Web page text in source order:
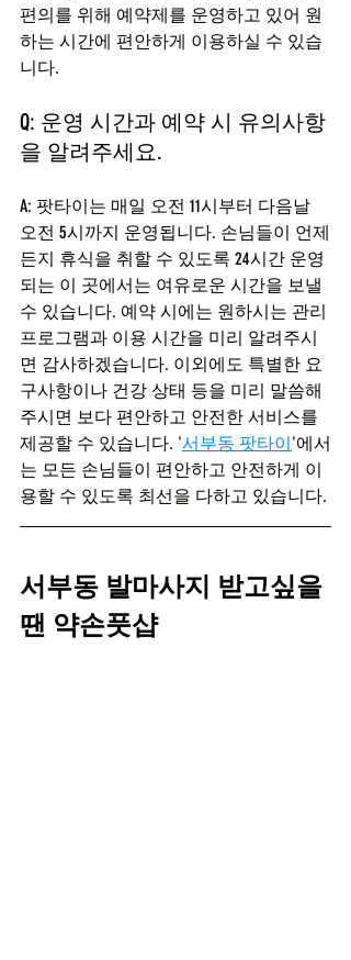
편의를 위해 예약제를 운영하고 있어 원
하는 시간에 편안하게 이용하실 수 있습
니다.
Q: 운영 시간과 예약 시 유의사항
을 알려주세요.
A: 팟타이는 매일 오전 11시부터 다음날
오전 5시까지 운영됩니다. 손님들이 언제
든지 휴식을 취할 수 있도록 24시간 운영
되는 이 곳에서는 여유로운 시간을 보낼
수 있습니다. 예약 시에는 원하시는 관리
프로그램과 이용 시간을 미리 알려주시
면 감사하겠습니다. 이외에도 특별한 요
구사항이나 건강 상태 등을 미리 말씀해
주시면 보다 편안하고 안전한 서비스를
제공할 수 있습니다. '서부동 팟타이'에서
는 모든 손님들이 편안하고 안전하게 이
용할 수 있도록 최선을 다하고 있습니다.
서부동 발마사지 받고싶을
땐 약손풋샵